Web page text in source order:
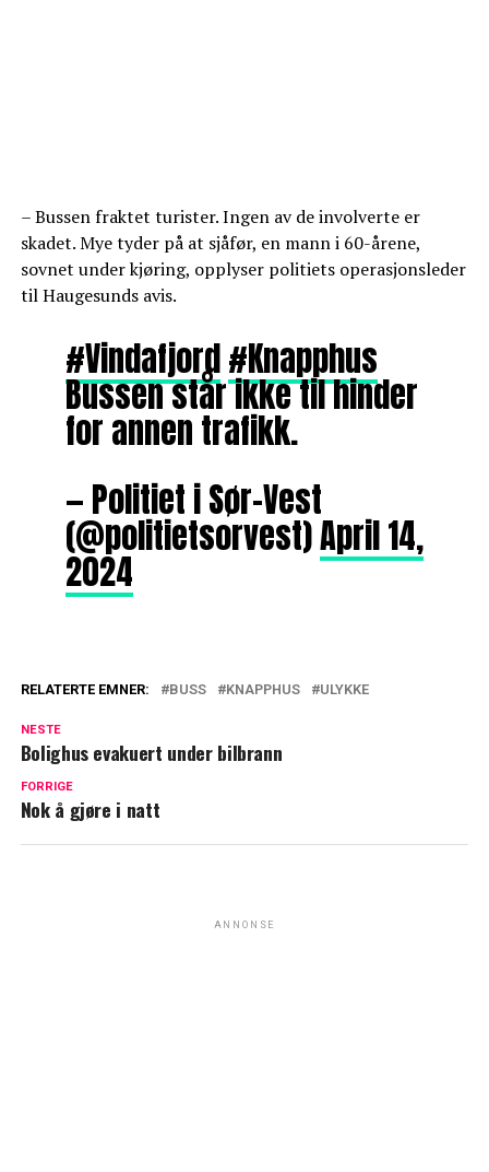
– Bussen fraktet turister. Ingen av de involverte er
skadet. Mye tyder på at sjåfør, en mann i 60-årene,
sovnet under kjøring, opplyser politiets operasjonsleder
til Haugesunds avis.
#Vindafjord#Knapphus
Bussen står ikke til hinder
for annen trafikk.
— Politiet i Sør-Vest
(@politietsorvest)April 14,
2024
RELATERTE EMNER: BUSS KNAPPHUS ULYKKE
NESTE
Bolighus evakuert under bilbrann
FORRIGE
Nok å gjøre i natt
ANNONSE